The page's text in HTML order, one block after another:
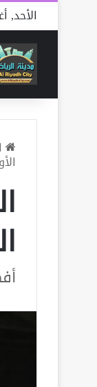
الأحد,